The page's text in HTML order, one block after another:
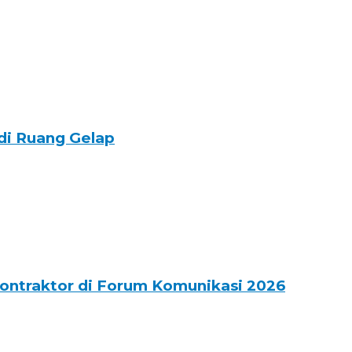
Ruang Gelap
di Forum Komunikasi 2026